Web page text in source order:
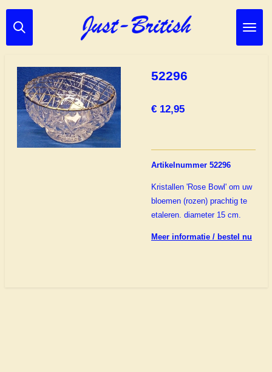
Ga
direct
hoofdinhoud
52296
€ 12,95
Artikelnummer 52296
Kristallen 'Rose Bowl' om uw
bloemen (rozen) prachtig te
etaleren. diameter 15 cm.
Meer informatie / bestel nu